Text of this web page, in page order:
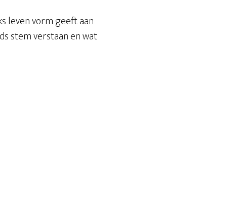
leven vorm geeft aan
stem verstaan en wat